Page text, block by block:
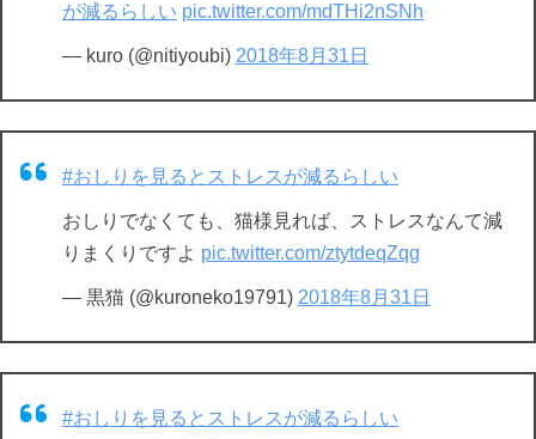
が減るらしい pic.twitter.com/mdTHi2nSNh
— kuro (@nitiyoubi) 2018年8月31日
#おしりを見るとストレスが減るらしい
おしりでなくても、猫様見れば、ストレスなんて減
りまくりですよ pic.twitter.com/ztytdeqZqg
— 黒猫 (@kuroneko19791) 2018年8月31日
#おしりを見るとストレスが減るらしい